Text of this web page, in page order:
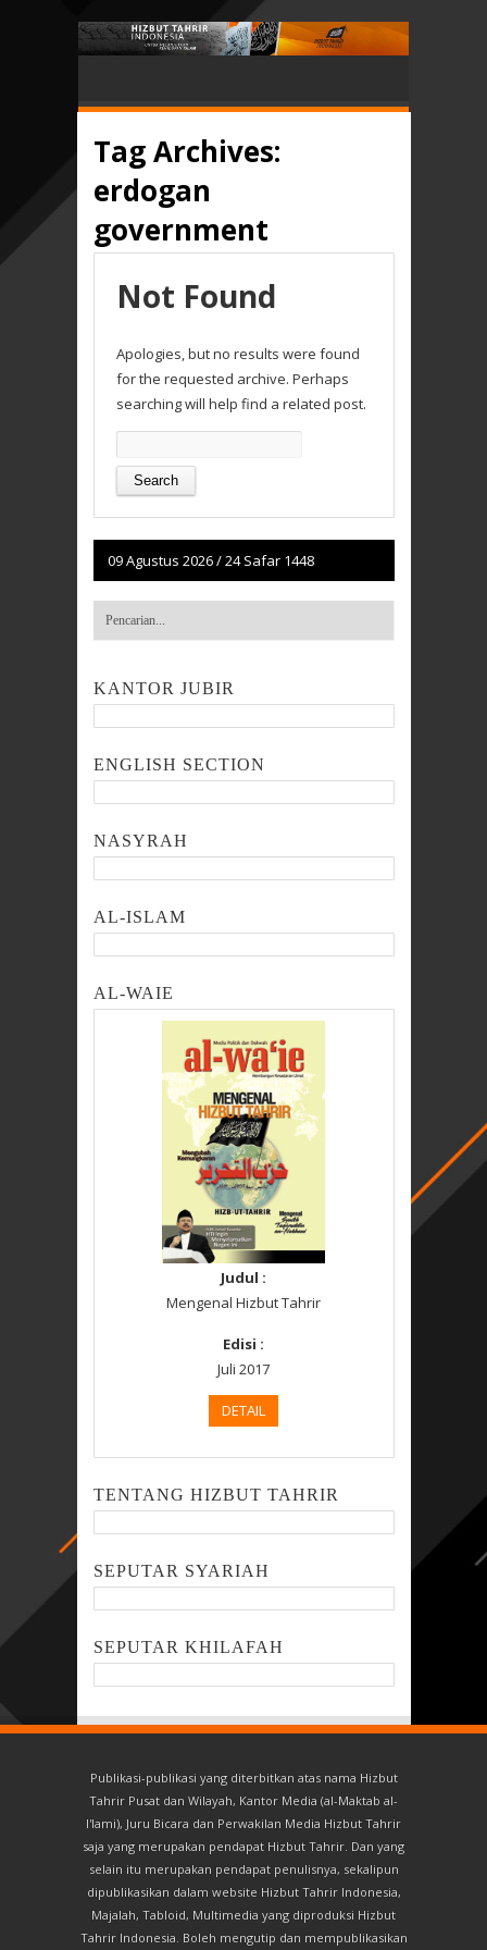
Tag Archives:
erdogan
government
Not Found
Apologies, but no results were found
for the requested archive. Perhaps
searching will help find a related post.
for:
09 Agustus 2026/24 Safar 1448
KANTOR JUBIR
ENGLISH SECTION
NASYRAH
AL-ISLAM
AL-WAIE
Judul :
Mengenal Hizbut Tahrir
Edisi :
Juli 2017
DETAIL
TENTANG HIZBUT TAHRIR
SEPUTAR SYARIAH
SEPUTAR KHILAFAH
Publikasi-publikasi yang diterbitkan atas nama Hizbut
Tahrir Pusat dan Wilayah, Kantor Media (al-Maktab al-
I'lami), Juru Bicara dan Perwakilan Media Hizbut Tahrir
saja yang merupakan pendapat Hizbut Tahrir. Dan yang
selain itu merupakan pendapat penulisnya, sekalipun
dipublikasikan dalam website Hizbut Tahrir Indonesia,
Majalah, Tabloid, Multimedia yang diproduksi Hizbut
Tahrir Indonesia. Boleh mengutip dan mempublikasikan